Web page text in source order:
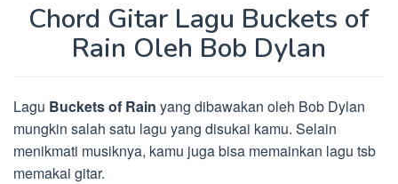
Chord Gitar Lagu Buckets of
Rain Oleh Bob Dylan
Lagu Buckets of Rain yang dibawakan oleh Bob Dylan
mungkin salah satu lagu yang disukai kamu. Selain
menikmati musiknya, kamu juga bisa memainkan lagu tsb
memakai gitar.